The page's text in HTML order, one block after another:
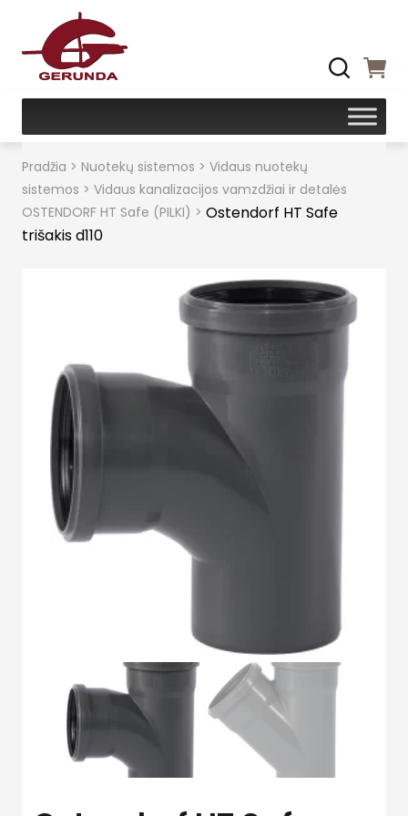
Pradžia > Nuotekų sistemos > Vidaus nuotekų
sistemos > Vidaus kanalizacijos vamzdžiai ir detalės
OSTENDORF HT Safe (PILKI) > Ostendorf HT Safe
trišakis d110